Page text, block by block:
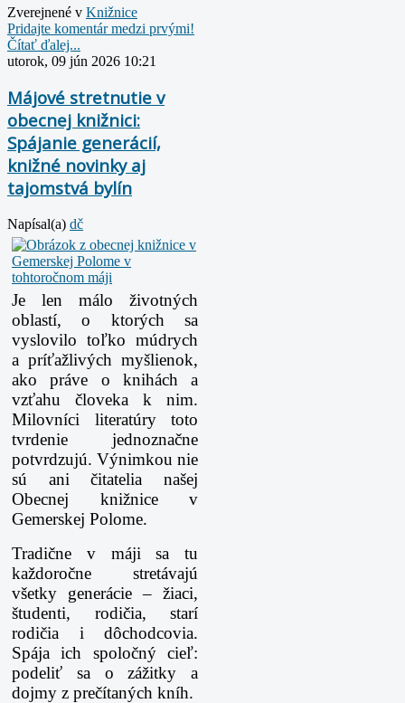
Zverejnené v Knižnice
Pridajte komentár medzi prvými!
Čítať ďalej...
utorok, 09 jún 2026 10:21
Májové stretnutie v
obecnej knižnici:
Spájanie generácií,
knižné novinky aj
tajomstvá bylín
Napísal(a) dč
Je len málo životných
oblastí, o ktorých sa
vyslovilo toľko múdrych
a príťažlivých myšlienok,
ako práve o knihách a
vzťahu človeka k nim.
Milovníci literatúry toto
tvrdenie jednoznačne
potvrdzujú. Výnimkou nie
sú ani čitatelia našej
Obecnej knižnice v
Gemerskej Polome.
Tradične v máji sa tu
každoročne stretávajú
všetky generácie – žiaci,
študenti, rodičia, starí
rodičia i dôchodcovia.
Spája ich spoločný cieľ:
podeliť sa o zážitky a
dojmy z prečítaných kníh.